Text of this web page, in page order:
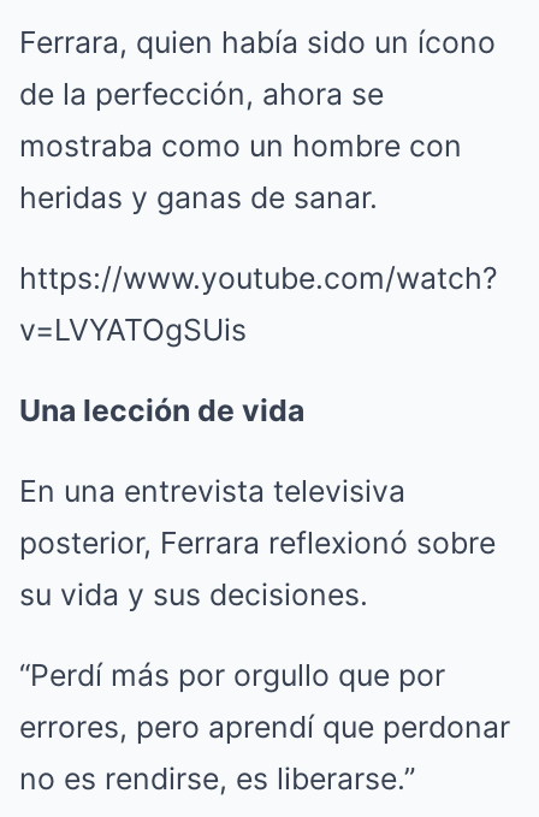
Ferrara, quien había sido un ícono
de la perfección, ahora se
mostraba como un hombre con
heridas y ganas de sanar.
https://www.youtube.com/watch?
v=LVYATOgSUis
Una lección de vida
En una entrevista televisiva
posterior, Ferrara reflexionó sobre
su vida y sus decisiones.
“Perdí más por orgullo que por
errores, pero aprendí que perdonar
no es rendirse, es liberarse.”